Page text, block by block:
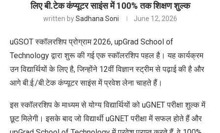
लिए बी.टेक कंप्यूटर साइंस में 100% तक शिक्षण शुल्क
written bySadhana Soni June 12, 2026
uGSOT स्कॉलरशिप प्रोग्राम 2026, upGrad School of
Technology द्वारा शुरू की गई एक स्कॉलरशिप पहल है। यह कार्यक्रम
उन विद्यार्थियों के लिए है, जिन्होंने 12वीं विज्ञानस्ट्रीमसे पढ़ाई की है और
आगे बी.ई./बी.टेक कंप्यूटर साइंस में प्रवेश लेना चाहते हैं।
इस स्कॉलरशिप के माध्यम से योग्य विद्यार्थियों को uGNET परीक्षा शुल्क में
छूटमिलेगी । इसके बाद जो विद्यार्थी uGNET परीक्षा में सफल होते हैं और